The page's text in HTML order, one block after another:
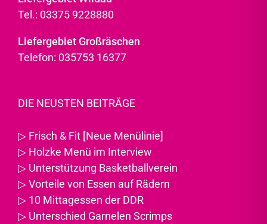
Tel.: 03375 9228880
Liefergebiet Großräschen
Telefon: 035753 16377
DIE NEUSTEN BEITRÄGE
▷ Frisch & Fit [Neue Menülinie]
▷ Holzke Menü im Interview
▷ Unterstützung Basketballverein
▷Vorteile von Essen auf Rädern
▷ 10 Mittagessen der DDR
▷ Unterschied Garnelen Scrimps